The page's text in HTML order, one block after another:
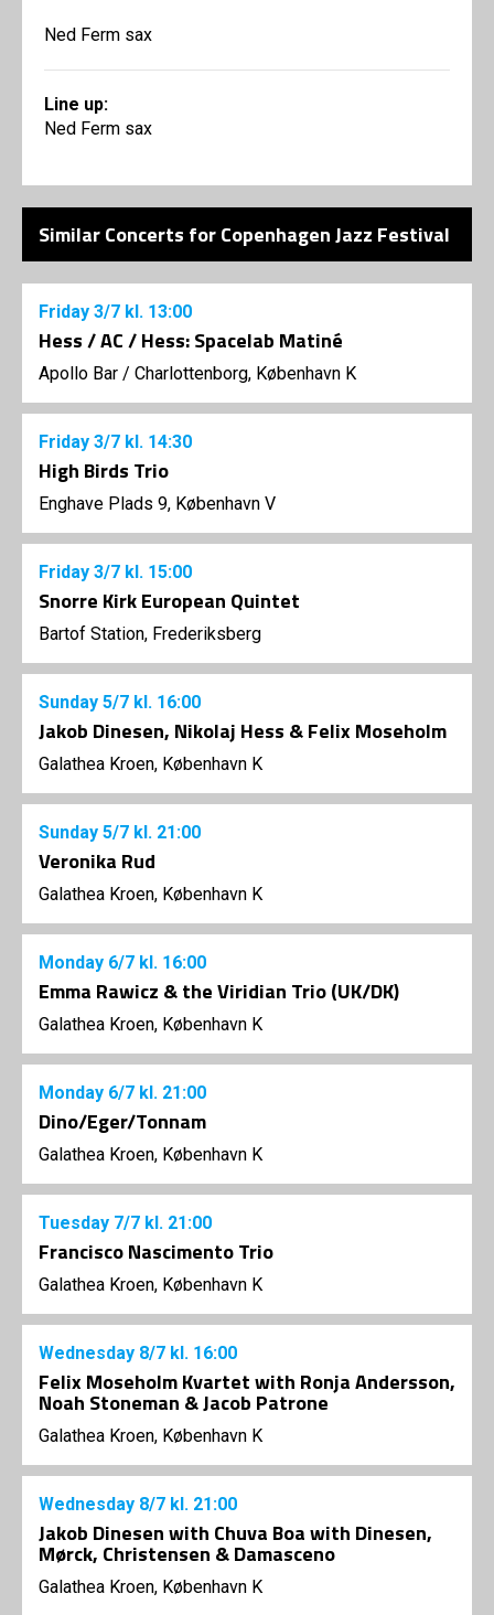
Ned Ferm sax
Line up:
Ned Ferm sax
Similar Concerts for Copenhagen Jazz Festival
Friday 3/7 kl. 13:00
Hess / AC / Hess: Spacelab Matiné
Apollo Bar / Charlottenborg, København K
Friday 3/7 kl. 14:30
High Birds Trio
Enghave Plads 9, København V
Friday 3/7 kl. 15:00
Snorre Kirk European Quintet
Bartof Station, Frederiksberg
Sunday 5/7 kl. 16:00
Jakob Dinesen, Nikolaj Hess & Felix Moseholm
Galathea Kroen, København K
Sunday 5/7 kl. 21:00
Veronika Rud
Galathea Kroen, København K
Monday 6/7 kl. 16:00
Emma Rawicz & the Viridian Trio (UK/DK)
Galathea Kroen, København K
Monday 6/7 kl. 21:00
Dino/Eger/Tonnam
Galathea Kroen, København K
Tuesday 7/7 kl. 21:00
Francisco Nascimento Trio
Galathea Kroen, København K
Wednesday 8/7 kl. 16:00
Felix Moseholm Kvartet with Ronja Andersson,
Noah Stoneman & Jacob Patrone
Galathea Kroen, København K
Wednesday 8/7 kl. 21:00
Jakob Dinesen with Chuva Boa with Dinesen,
Mørck, Christensen & Damasceno
Galathea Kroen, København K